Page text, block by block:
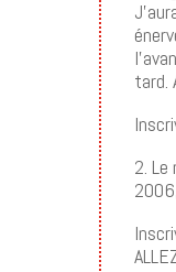
tard.
2. Le